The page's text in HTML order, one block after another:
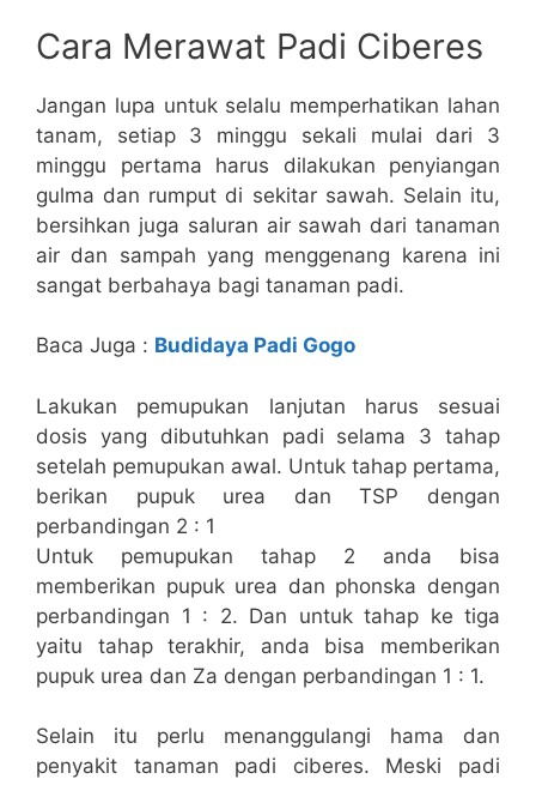
Cara Merawat Padi Ciberes
Jangan lupa untuk selalu memperhatikan lahan
tanam, setiap 3 minggu sekali mulai dari 3
minggu pertama harus dilakukan penyiangan
gulma dan rumput di sekitar sawah. Selain itu,
bersihkan juga saluran air sawah dari tanaman
air dan sampah yang menggenang karena ini
sangat berbahaya bagi tanaman padi.
Baca Juga : Budidaya Padi Gogo
Lakukan pemupukan lanjutan harus sesuai
dosis yang dibutuhkan padi selama 3 tahap
setelah pemupukan awal. Untuk tahap pertama,
berikan pupuk urea dan TSP dengan
perbandingan 2 : 1
Untuk pemupukan tahap 2 anda bisa
memberikan pupuk urea dan phonska dengan
perbandingan 1 : 2. Dan untuk tahap ke tiga
yaitu tahap terakhir, anda bisa memberikan
pupuk urea dan Za dengan perbandingan 1 : 1.
Selain itu perlu menanggulangi hama dan
penyakit tanaman padi ciberes. Meski padi